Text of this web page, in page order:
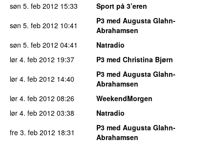
søn 5. feb 2012 15:33
Sport på 3’eren
søn 5. feb 2012 10:41
P3 med Augusta Glahn-
Abrahamsen
søn 5. feb 2012 04:41
Natradio
lør 4. feb 2012 19:37
P3 med Christina Bjørn
lør 4. feb 2012 14:40
P3 med Augusta Glahn-
Abrahamsen
lør 4. feb 2012 08:26
WeekendMorgen
lør 4. feb 2012 03:38
Natradio
fre 3. feb 2012 18:31
P3 med Augusta Glahn-
Abrahamsen